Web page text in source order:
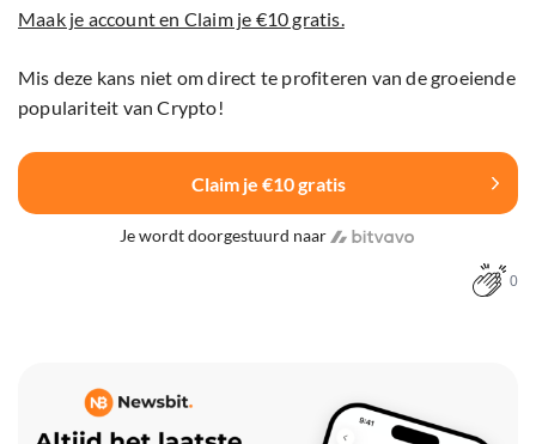
Maak je account en Claim je €10 gratis.
Mis deze kans niet om direct te profiteren van de groeiende
populariteit van Crypto!
Claim je €10 gratis
Je wordt doorgestuurd naar
0